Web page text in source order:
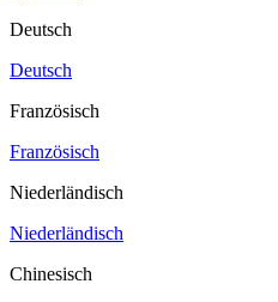
Deutsch
Deutsch
Französisch
Französisch
Niederländisch
Niederländisch
Chinesisch